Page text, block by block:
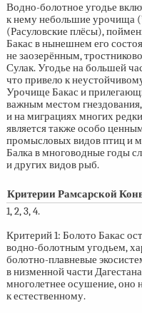
Водно-болотное угодье
к нему небольшие урочища
(Расуловские плёсы),
Бакас в нынешнем его
не заозерённым,
Сулак. Угодье на большей
что привело к
Урочище Бакас и
важным местом
и на миграциях многих
является также особо
промысловых видов птиц и
Балка в многоводные годы
и других видов рыб.
Критерии Рамсарской
1, 2, 3, 4.
Критерий 1: Болото Бакас
водно-болотным угодьем,
болотно-плавневые
в низменной части
многолетнее осушение, оно
к естественному.